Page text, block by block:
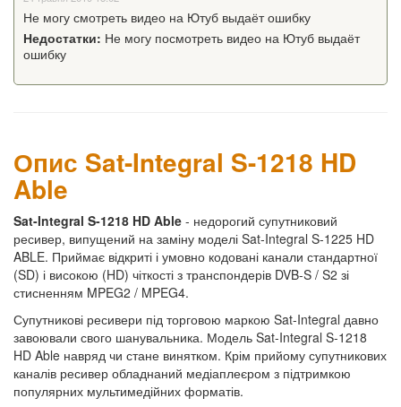
Не могу смотреть видео на Ютуб выдаёт ошибку
Недостатки: Не могу посмотреть видео на Ютуб выдаёт
ошибку
Опис Sat-Integral S-1218 HD
Able
Sat-Integral S-1218 HD Able - недорогий супутниковий
ресивер, випущений на заміну моделі Sat-Integral S-1225 HD
ABLE. Приймає відкриті і умовно кодовані канали стандартної
(SD) і високою (HD) чіткості з транспондерів DVB-S / S2 зі
стисненням MPEG2 / MPEG4.
Супутникові ресивери під торговою маркою Sat-Integral давно
завоювали свого шанувальника. Модель Sat-Integral S-1218
HD Able навряд чи стане винятком. Крім прийому супутникових
каналів ресивер обладнаний медіаплеєром з підтримкою
популярних мультимедійних форматів.